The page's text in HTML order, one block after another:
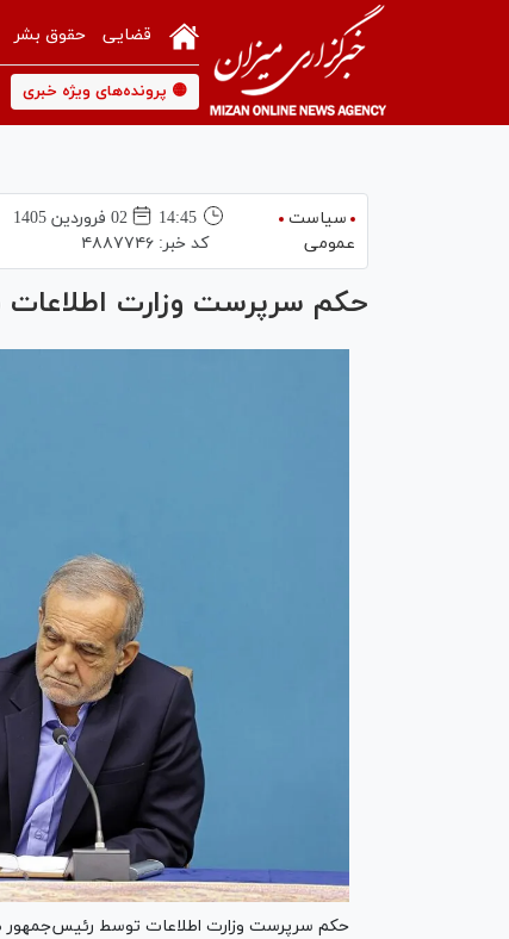
قضایی حقوق بشر
🟡 پرونده‌های ویژه خبری
سیاست
عمومی
14:45
02 فروردين 1405
کد خبر:۴۸۸۷۷۴۶
حکم سرپرست وزارت
حکم سرپرست وزارت اطلاعات توسط رئیس‌جمهور